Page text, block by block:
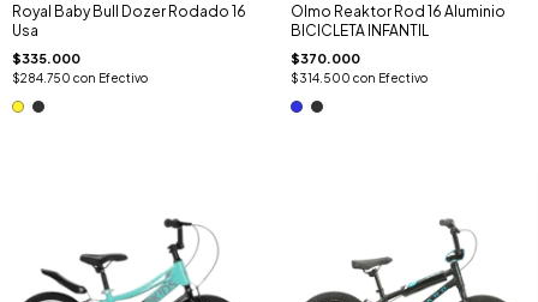
Royal Baby Bull Dozer Rodado 16
Usa
$335.000
$284.750 con Efectivo
Olmo Reaktor Rod 16 Aluminio
BICICLETA INFANTIL
$370.000
$314.500 con Efectivo